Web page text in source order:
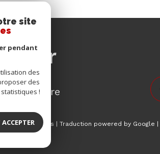
propriétaire
droits réservés | Traduction powered by Google |
site
pendant
des
des
!